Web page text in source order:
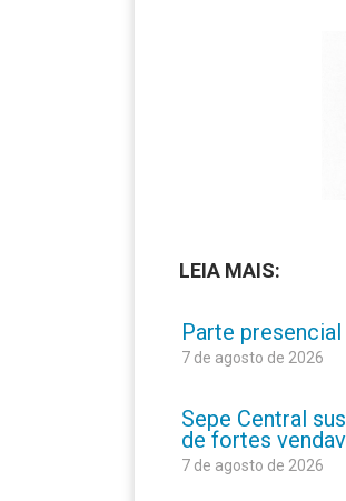
LEIA MAIS:
Parte
7 de agosto de 2026
Sepe Central
de fortes
7 de agosto de 2026